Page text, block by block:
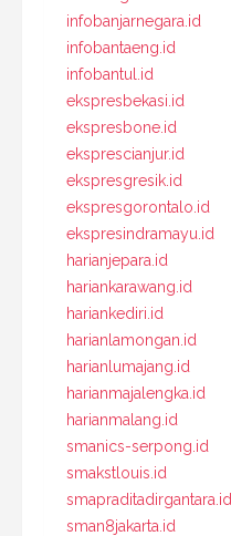
infobanjarnegara.id
infobantaeng.id
infobantul.id
ekspresbekasi.id
ekspresbone.id
eksprescianjur.id
ekspresgresik.id
ekspresgorontalo.id
ekspresindramayu.id
harianjepara.id
hariankarawang.id
hariankediri.id
harianlamongan.id
harianlumajang.id
harianmajalengka.id
harianmalang.id
smanics-serpong.id
smakstlouis.id
smapraditadirgantara.id
sman8jakarta.id